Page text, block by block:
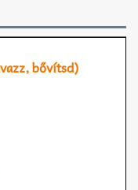
bővítsd)